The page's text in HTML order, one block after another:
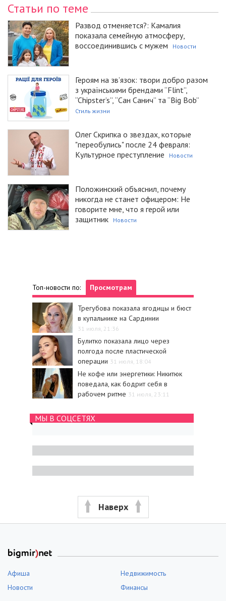
Статьи по теме
Развод отменяется?: Камалия
показала семейную атмосферу,
воссоединившись с мужем
Новости
Героям на зв’язок: твори добро разом
з українськими брендами “Flint”,
“Chipster’s”, “Сан Санич” та “Big Bob”
Стиль жизни
Олег Скрипка о звездах, которые
"переобулись" после 24 февраля:
Культурное преступление
Новости
Положинский объяснил, почему
никогда не станет офицером: Не
говорите мне, что я герой или
защитник
Новости
Топ-новости по: Просмотрам
Трегубова показала ягодицы и бюст
в купальнике на Сардинии
31 июля, 21:36
Булитко показала лицо через
полгода после пластической
операции 31 июля, 18:04
Не кофе или энергетики: Никитюк
поведала, как бодрит себя в
рабочем ритме 31 июля, 23:11
МЫ В СОЦСЕТЯХ
Наверх
Афиша
Недвижимость
Новости
Финансы